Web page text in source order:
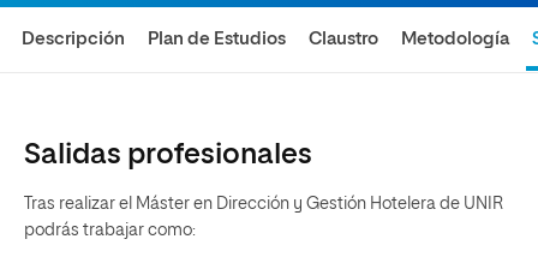
Descripción Plan de Estudios Claustro Metodología
Salidas profesionales
Tras realizar el Máster en Dirección y Gestión Hotelera de UNIR
podrás trabajar como: